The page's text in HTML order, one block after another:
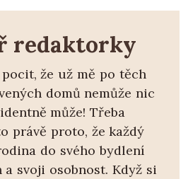
redaktorky
že už mě po těch
domů nemůže nic
může! Třeba
právě proto, že každý
do svého bydlení
svoji osobnost. Když si